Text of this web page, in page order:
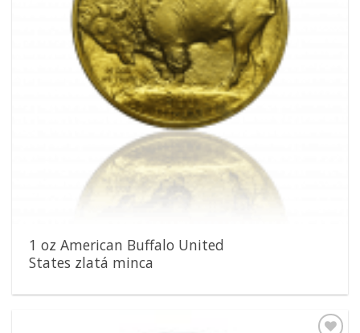
1 oz American Buffalo United
States zlatá minca